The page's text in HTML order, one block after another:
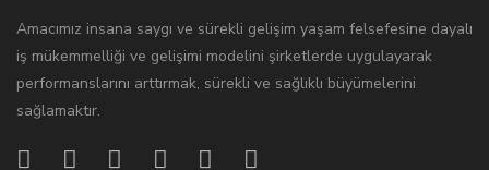
Amacımız insana saygı ve sürekli gelişim yaşam felsefesine dayalı
iş mükemmelliği ve gelişimi modelini şirketlerde uygulayarak
performanslarını arttırmak, sürekli ve sağlıklı büyümelerini
sağlamaktır.